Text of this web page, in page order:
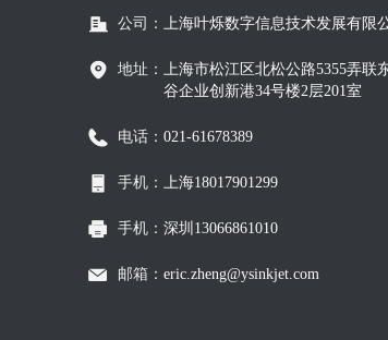
公司： 上海叶烁数字信息技术发展有限
地址： 上海市松江区北松公路5355弄联
谷企业创新港34号楼2层201室
电话： 021-61678389
手机： 上海18017901299
手机： 深圳13066861010
邮箱： eric.zheng@ysinkjet.com